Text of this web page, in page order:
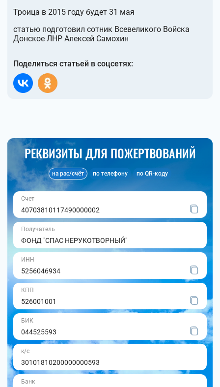
Троица в 2015 году будет 31 мая
статью подготовил сотник Всевеликого Войска
Донское ЛНР Алексей Самохин
Поделиться статьей в соцсетях:
РЕКВИЗИТЫ ДЛЯ ПОЖЕРТВОВАНИЙ
на рас/счёт по телефону по QR-коду
Счет
40703810117490000002
Получатель
ФОНД "СПАС НЕРУКОТВОРНЫЙ"
ИНН
5256046934
КПП
526001001
БИК
044525593
к/с
30101810200000000593
Банк